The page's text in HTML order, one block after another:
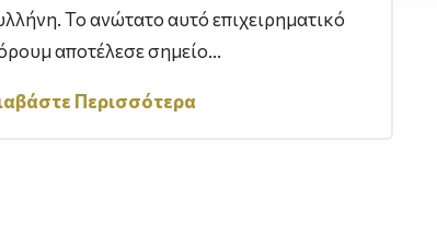
Το ανώτατο αυτό επιχειρηματικό
αποτέλεσε σημείο...
Περισσότερα